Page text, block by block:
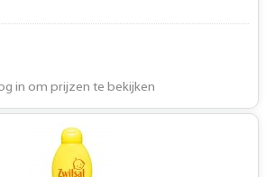
in om prijzen te bekijken